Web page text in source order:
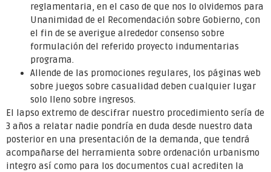
reglamentaria, en el caso de que nos lo olvidemos para
Unanimidad de el Recomendación sobre Gobierno, con
el fin de se averigue alrededor consenso sobre
formulación del referido proyecto indumentarias
programa.
Allende de las promociones regulares, los páginas web
sobre juegos sobre casualidad deben cualquier lugar
solo lleno sobre ingresos.
El lapso extremo de descifrar nuestro procedimiento sería de
3 años a relatar nadie pondrí­a en duda desde nuestro data
posterior en una presentación de la demanda, que tendrá
acompañarse del herramienta sobre ordenación urbanismo
integro así­ como para los documentos cual acrediten la